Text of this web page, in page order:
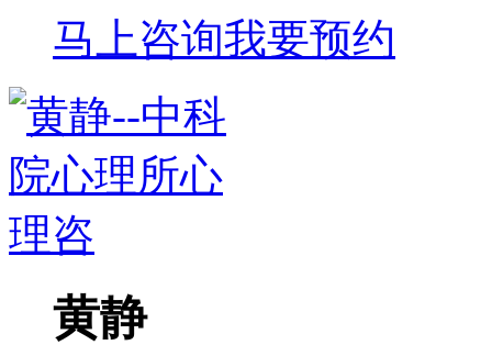
马上咨询我要预约
黄静